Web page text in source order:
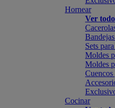
Hornear
Ver
Sets
Moldes
Moldes
Cocinar